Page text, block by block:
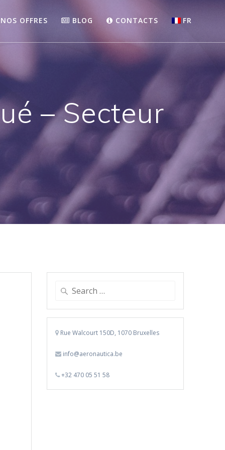
OFFRES BLOG CONTACTS FR
– Secteur
Search
Rue Walcourt 150D, 1070 Bruxelles
info@aeronautica.be
+32 470 05 51 58